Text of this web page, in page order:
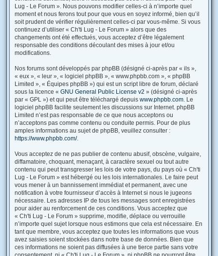
Lug - Le Forum ». Nous pouvons modifier celles-ci à n’importe quel
moment et nous ferons tout pour que vous en soyez informé, bien qu’il
soit prudent de vérifier régulièrement celles-ci par vous-même. Si vous
continuez d’utiliser « Ch'ti Lug - Le Forum » alors que des
changements ont été effectués, vous acceptez d’être légalement
responsable des conditions découlant des mises à jour et/ou
modifications.
Nos forums sont développés par phpBB (désigné ci-après par « ils »,
« eux », « leur », « logiciel phpBB », « www.phpbb.com », « phpBB
Limited », « Équipes phpBB ») qui est un script libre de forum, déclaré
sous la licence « GNU General Public License v2 » (désigné ci-après
par « GPL ») et qui peut être téléchargé depuis www.phpbb.com. Le
logiciel phpBB facilite seulement les discussions sur Internet. phpBB
Limited n’est pas responsable de ce que nous acceptons ou
n’acceptons pas comme contenu ou conduite permis. Pour de plus
amples informations au sujet de phpBB, veuillez consulter :
https://www.phpbb.com/.
Vous acceptez de ne pas publier de contenu abusif, obscène, vulgaire,
diffamatoire, choquant, menaçant, à caractère sexuel ou tout autre
contenu qui peut transgresser les lois de votre pays, du pays où « Ch'ti
Lug - Le Forum » est hébergé ou les lois internationales. Le faire peut
vous mener à un bannissement immédiat et permanent, avec une
notification à votre fournisseur d’accès à Internet si nous le jugeons
nécessaire. Les adresses IP de tous les messages sont enregistrées
pour aider au renforcement de ces conditions. Vous acceptez que
« Ch'ti Lug - Le Forum » supprime, modifie, déplace ou verrouille
n’importe quel sujet lorsque nous estimons que cela est nécessaire. En
tant que membre, vous acceptez que toutes les informations que vous
avez saisies soient stockées dans notre base de données. Bien que
ces informations ne soient pas diffusées à une tierce partie sans votre